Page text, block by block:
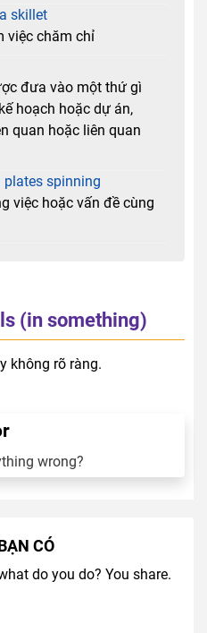
skillet
việc chăm chỉ
đưa vào một thứ gì
hoạch hoặc dự án,
quan hoặc liên quan
spinning
việc hoặc vấn đề cùng
(in something)
không rõ ràng.
wrong?
CÓ
do you do? You share.